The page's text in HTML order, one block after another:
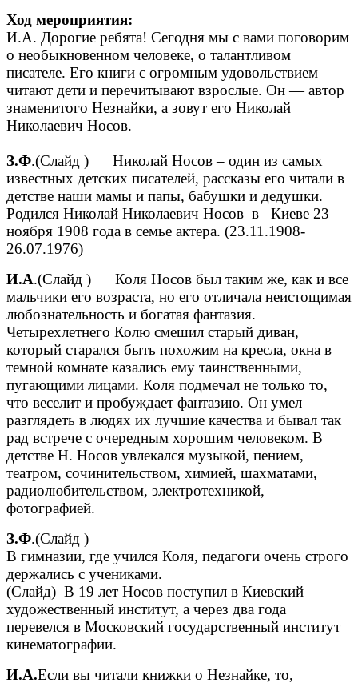
Ход мероприятия:
И.А. Дорогие ребята! Сегодня мы с вами поговорим
о необыкновенном человеке, о талантливом
писателе. Его книги с огромным удовольствием
читают дети и перечитывают взрослые. Он — автор
знаменитого Незнайки, а зовут его Николай
Николаевич Носов.
З.Ф.(Слайд ) Николай Носов – один из самых
известных детских писателей, рассказы его читали в
детстве наши мамы и папы, бабушки и дедушки.
Родился Николай Николаевич Носов в Киеве 23
ноября 1908 года в семье актера. (23.11.1908-
26.07.1976)
И.А.(Слайд ) Коля Носов был таким же, как и все
мальчики его возраста, но его отличала неистощимая
любознательность и богатая фантазия.
Четырехлетнего Колю смешил старый диван,
который старался быть похожим на кресла, окна в
темной комнате казались ему таинственными,
пугающими лицами. Коля подмечал не только то,
что веселит и пробуждает фантазию. Он умел
разглядеть в людях их лучшие качества и бывал так
рад встрече с очередным хорошим человеком. В
детстве Н. Носов увлекался музыкой, пением,
театром, сочинительством, химией, шахматами,
радиолюбительством, электротехникой,
фотографией.
З.Ф.(Слайд )
В гимназии, где учился Коля, педагоги очень строго
держались с учениками.
(Слайд) В 19 лет Носов поступил в Киевский
художественный институт, а через два года
перевелся в Московский государственный институт
кинематографии.
И.А.Если вы читали книжки о Незнайке, то,